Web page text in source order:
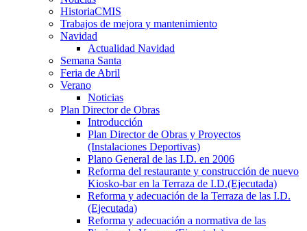
HistoriaCMIS
Trabajos de mejora y mantenimiento
Navidad
Actualidad Navidad
Semana Santa
Feria de Abril
Verano
Noticias
Plan Director de Obras
Introducción
Plan Director de Obras y Proyectos
(Instalaciones Deportivas)
Plano General de las I.D. en 2006
Reforma del restaurante y construcción de nuevo
Kiosko-bar en la Terraza de I.D.(Ejecutada)
Reforma y adecuación de la Terraza de las I.D.
(Ejecutada)
Reforma y adecuación a normativa de las